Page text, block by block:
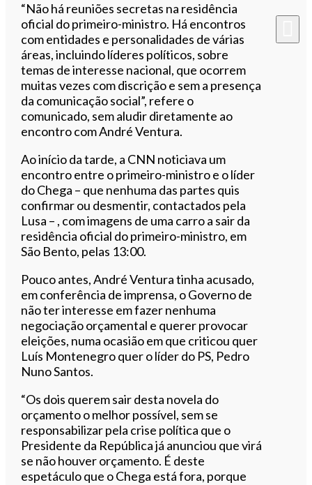
“Não há reuniões secretas na residência
oficial do primeiro-ministro. Há encontros
com entidades e personalidades de várias
áreas, incluindo líderes políticos, sobre
temas de interesse nacional, que ocorrem
muitas vezes com discrição e sem a presença
da comunicação social”, refere o
comunicado, sem aludir diretamente ao
encontro com André Ventura.
Ao início da tarde, a CNN noticiava um
encontro entre o primeiro-ministro e o líder
do Chega – que nenhuma das partes quis
confirmar ou desmentir, contactados pela
Lusa – , com imagens de uma carro a sair da
residência oficial do primeiro-ministro, em
São Bento, pelas 13:00.
Pouco antes, André Ventura tinha acusado,
em conferência de imprensa, o Governo de
não ter interesse em fazer nenhuma
negociação orçamental e querer provocar
eleições, numa ocasião em que criticou quer
Luís Montenegro quer o líder do PS, Pedro
Nuno Santos.
“Os dois querem sair desta novela do
orçamento o melhor possível, sem se
responsabilizar pela crise política que o
Presidente da República já anunciou que virá
se não houver orçamento. É deste
espetáculo que o Chega está fora, porque